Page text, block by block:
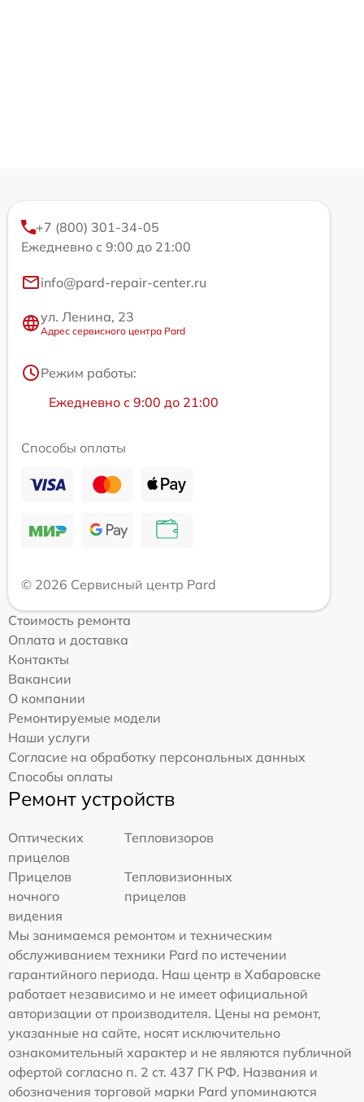
+7 (800) 301-34-05
Ежедневно с 9:00 до 21:00
info@pard-repair-center.ru
ул. Ленина, 23
Адрес сервисного центра Pard
Режим работы:
Ежедневно с 9:00 до 21:00
Способы оплаты
© 2026 Сервисный центр Pard
Стоимость ремонта
Оплата и доставка
Контакты
Вакансии
О компании
Ремонтируемые модели
Наши услуги
Согласие на обработку персональных данных
Способы оплаты
Ремонт устройств
Оптических
прицелов
Тепловизоров
Прицелов
ночного
видения
Тепловизионных
прицелов
Мы занимаемся ремонтом и техническим
обслуживанием техники Pard по истечении
гарантийного периода. Наш центр в Хабаровске
работает независимо и не имеет официальной
авторизации от производителя. Цены на ремонт,
указанные на сайте, носят исключительно
ознакомительный характер и не являются публичной
офертой согласно п. 2 ст. 437 ГК РФ. Названия и
обозначения торговой марки Pard упоминаются